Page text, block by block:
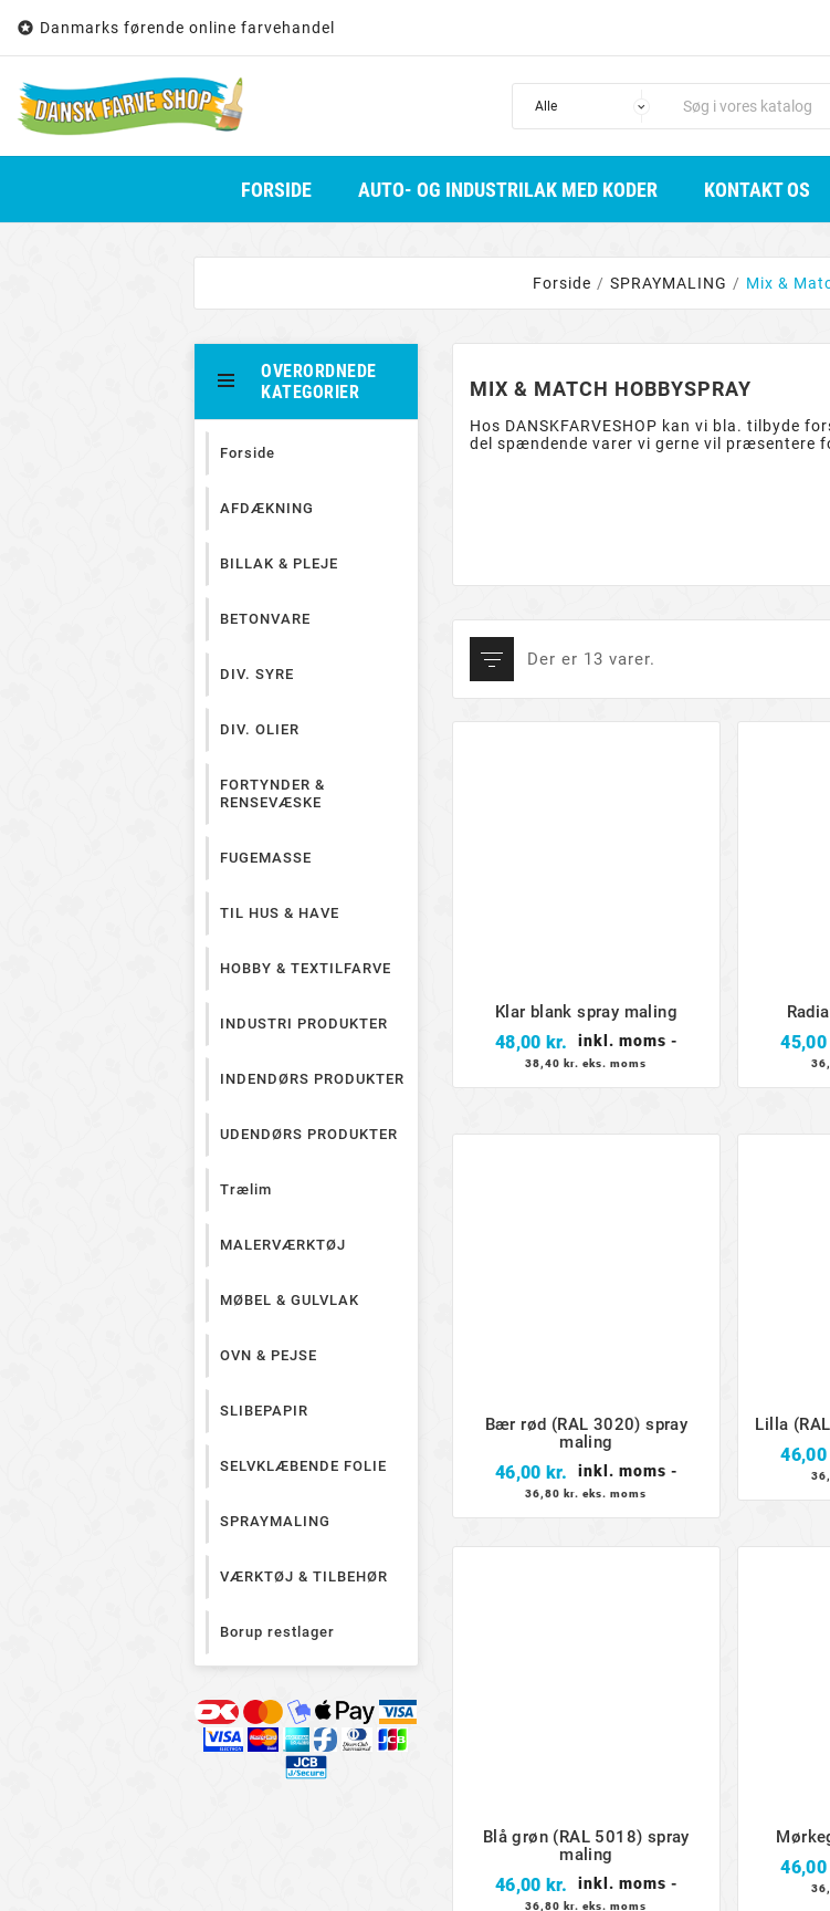
 Danmarks førende online farvehandel
FORSIDE AUTO- OG INDUSTRILAK MED KODER KONTAKT OS
Forside SPRAYMALING Mix &
OVERORDNEDE
KATEGORIER
Forside
AFDÆKNING
BILLAK & PLEJE
BETONVARE
DIV. SYRE
DIV. OLIER
FORTYNDER &
RENSEVÆSKE
FUGEMASSE
TIL HUS & HAVE
HOBBY & TEXTILFARVE
INDUSTRI PRODUKTER
INDENDØRS PRODUKTER
UDENDØRS PRODUKTER
Trælim
MALERVÆRKTØJ
MØBEL & GULVLAK
OVN & PEJSE
SLIBEPAPIR
SELVKLÆBENDE FOLIE
SPRAYMALING
VÆRKTØJ & TILBEHØR
Borup restlager
MIX & MATCH HOBBYSPRAY
Hos DANSKFARVESHOP kan vi bla. tilbyde
del spændende varer vi gerne vil præsentere
Der er 13 varer.
Klar blank spray maling
48,00 kr. Pris
inkl. moms -
38,40 kr. eks. moms
Bær rød (RAL 3020) spray
maling
46,00 kr. Pris
inkl. moms -
36,80 kr. eks. moms
Lilla
Blå grøn (RAL 5018) spray
maling
46,00 kr. Pris
inkl. moms -
36,80 kr. eks. moms